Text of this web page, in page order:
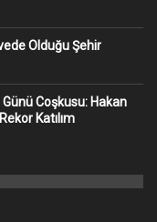
Olduğu Şehir
Coşkusu: Hakan
Katılım